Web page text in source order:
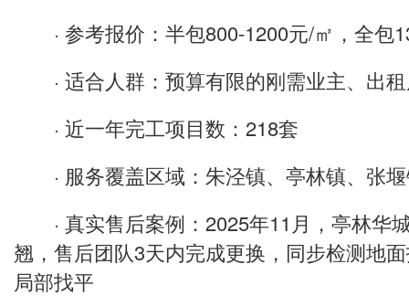
· 参考报价：半包800-1200元/㎡，全包
· 适合人群：预算有限的刚需业主、出
· 近一年完工项目数：218套
· 服务覆盖区域：朱泾镇、亭林镇、张
· 真实售后案例：2025年11月，亭林华
翘，售后团队3天内完成更换，同步检测地
局部找平